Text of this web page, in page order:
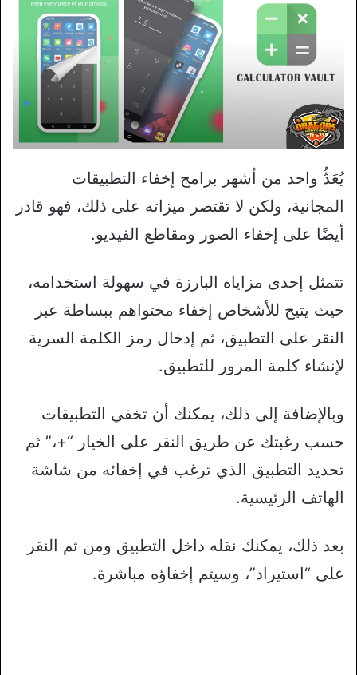
يُعَدُّ واحد من أشهر برامج إخفاء التطبيقات
المجانية، ولكن لا تقتصر ميزاته على ذلك، فهو قادر
أيضًا على إخفاء الصور ومقاطع الفيديو.
تتمثل إحدى مزاياه البارزة في سهولة استخدامه،
حيث يتيح للأشخاص إخفاء محتواهم ببساطة عبر
النقر على التطبيق، ثم إدخال رمز الكلمة السرية
لإنشاء كلمة المرور للتطبيق.
وبالإضافة إلى ذلك، يمكنك أن تخفي التطبيقات
حسب رغبتك عن طريق النقر على الخيار “+،” ثم
تحديد التطبيق الذي ترغب في إخفائه من شاشة
الهاتف الرئيسية.
بعد ذلك، يمكنك نقله داخل التطبيق ومن ثم النقر
على “استيراد”، وسيتم إخفاؤه مباشرة.